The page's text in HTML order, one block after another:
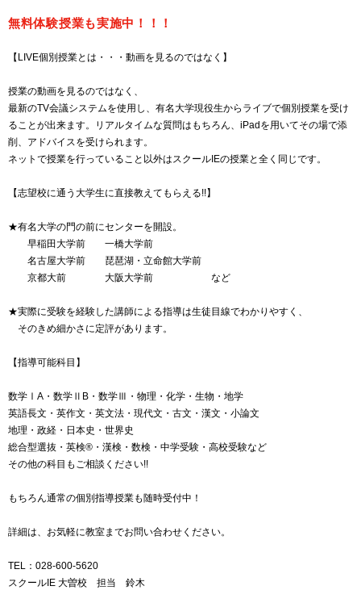
無料体験授業も実施中！！！
【LIVE個別授業とは・・・動画を見るのではなく】
授業の動画を見るのではなく、
最新のTV会議システムを使用し、有名大学現役生からライブで個別授業を受け
ることが出来ます。リアルタイムな質問はもちろん、iPadを用いてその場で添
削、アドバイスを受けられます。
ネットで授業を行っていること以外はスクールIEの授業と全く同じです。
【志望校に通う大学生に直接教えてもらえる!!】
★有名大学の門の前にセンターを開設。
早稲田大学前 一橋大学前
名古屋大学前 琵琶湖・立命館大学前
京都大前 大阪大学前 など
★実際に受験を経験した講師による指導は生徒目線でわかりやすく、
そのきめ細かさに定評があります。
【指導可能科目】
数学ⅠA・数学ⅡB・数学Ⅲ・物理・化学・生物・地学
英語長文・英作文・英文法・現代文・古文・漢文・小論文
地理・政経・日本史・世界史
総合型選抜・英検®・漢検・数検・中学受験・高校受験など
その他の科目もご相談ください!!
もちろん通常の個別指導授業も随時受付中！
詳細は、お気軽に教室までお問い合わせください。
TEL：028-600-5620
スクールIE 大曽校 担当 鈴木